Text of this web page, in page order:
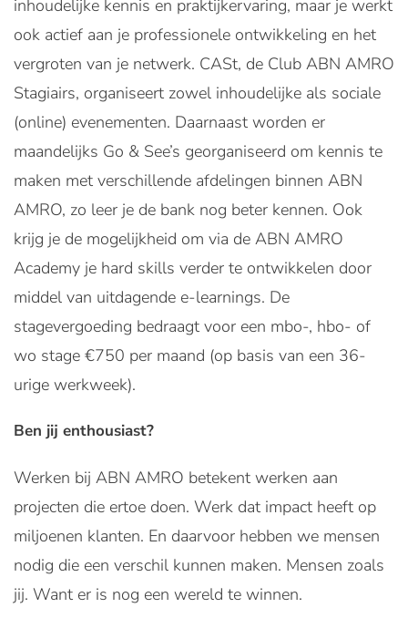
inhoudelijke kennis en praktijkervaring, maar je werkt
ook actief aan je professionele ontwikkeling en het
vergroten van je netwerk. CASt, de Club ABN AMRO
Stagiairs, organiseert zowel inhoudelijke als sociale
(online) evenementen. Daarnaast worden er
maandelijks Go & See’s georganiseerd om kennis te
maken met verschillende afdelingen binnen ABN
AMRO, zo leer je de bank nog beter kennen. Ook
krijg je de mogelijkheid om via de ABN AMRO
Academy je hard skills verder te ontwikkelen door
middel van uitdagende e-learnings. De
stagevergoeding bedraagt voor een mbo-, hbo- of
wo stage €750 per maand (op basis van een 36-
urige werkweek).
Ben jij enthousiast?
Werken bij ABN AMRO betekent werken aan
projecten die ertoe doen. Werk dat impact heeft op
miljoenen klanten. En daarvoor hebben we mensen
nodig die een verschil kunnen maken. Mensen zoals
jij. Want er is nog een wereld te winnen.